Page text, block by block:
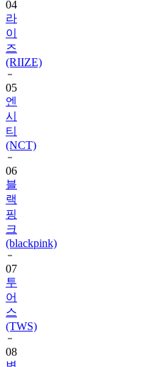
이
즈
(RIIZE)
05
엔
시
티
(NCT)
06
블
랙
핑
크
(blackpink)
07
투
어
스
(TWS)
08
변
우